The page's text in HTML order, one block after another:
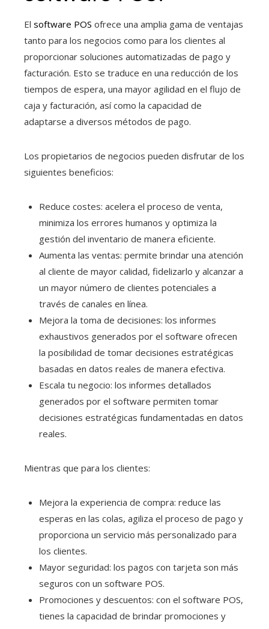
El software POS ofrece una amplia gama de ventajas
tanto para los negocios como para los clientes al
proporcionar soluciones automatizadas de pago y
facturación. Esto se traduce en una reducción de los
tiempos de espera, una mayor agilidad en el flujo de
caja y facturación, así como la capacidad de
adaptarse a diversos métodos de pago.
Los propietarios de negocios pueden disfrutar de los
siguientes beneficios:
Reduce costes: acelera el proceso de venta,
minimiza los errores humanos y optimiza la
gestión del inventario de manera eficiente.
Aumenta las ventas: permite brindar una atención
al cliente de mayor calidad, fidelizarlo y alcanzar a
un mayor número de clientes potenciales a
través de canales en línea.
Mejora la toma de decisiones: los informes
exhaustivos generados por el software ofrecen
la posibilidad de tomar decisiones estratégicas
basadas en datos reales de manera efectiva.
Escala tu negocio: los informes detallados
generados por el software permiten tomar
decisiones estratégicas fundamentadas en datos
reales.
Mientras que para los clientes:
Mejora la experiencia de compra: reduce las
esperas en las colas, agiliza el proceso de pago y
proporciona un servicio más personalizado para
los clientes.
Mayor seguridad: los pagos con tarjeta son más
seguros con un software POS.
Promociones y descuentos: con el software POS,
tienes la capacidad de brindar promociones y